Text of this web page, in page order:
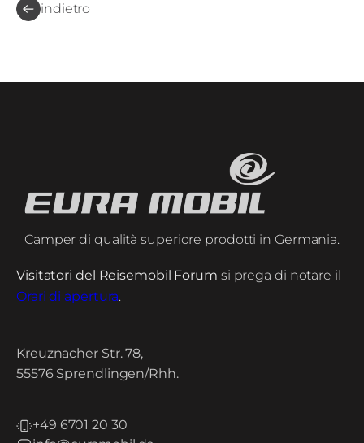
indietro
Camper di qualità superiore prodotti in Germania.
Visitatori del Reisemobil Forum si prega di notare il
Orari di apertura.
Kreuznacher Str. 78,
55576 Sprendlingen/Rhh.
+49 6701 20 30